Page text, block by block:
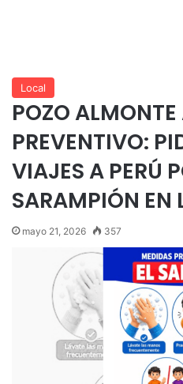
Local
POZO
PREVENTIVO:
VIAJES A PERÚ
SARAMPIÓN EN
mayo 21, 2026 357